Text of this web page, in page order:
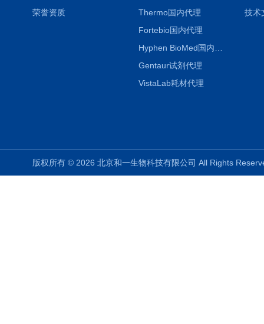
荣誉资质
Thermo国内代理
Fortebio国内代理
Gentaur试剂代理
VistaLab耗材代理
技术
版权所有 © 2026 北京和一生物科技有限公司 All Rights